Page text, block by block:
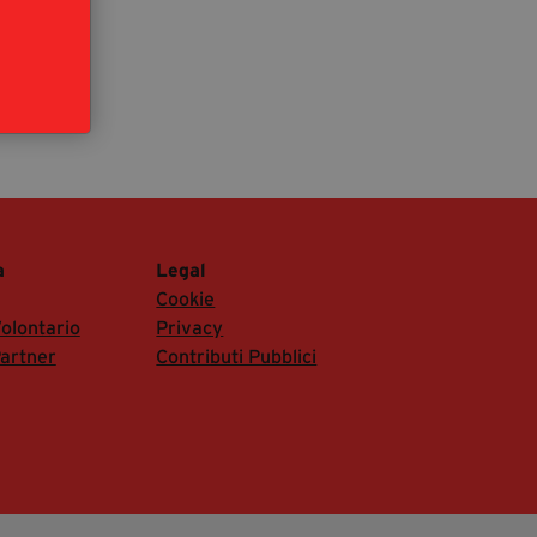
Legal
Cookie
Privacy
Contributi Pubblici